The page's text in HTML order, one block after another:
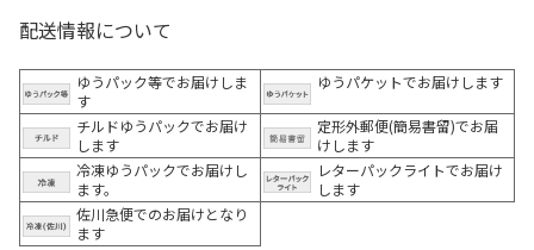
配送情報について
ゆうパック等でお届けしま
す
ゆうパケットでお届けします
チルドゆうパックでお届け
します
定形外郵便(簡易書留)でお届
けします
冷凍ゆうパックでお届けし
ます。
レターパックライトでお届け
します
佐川急便でのお届けとなり
ます